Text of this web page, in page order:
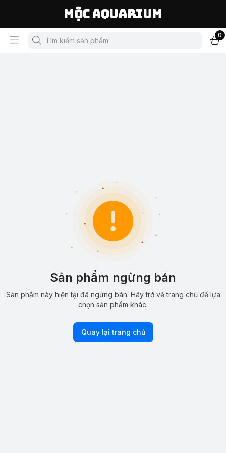
Mộc Aquarium
0
Sản phẩm ngừng bán
Sản phẩm này hiện tại đã ngừng bán. Hãy trở về trang chủ để lựa
chọn sản phẩm khác.
Quay lại trang chủ